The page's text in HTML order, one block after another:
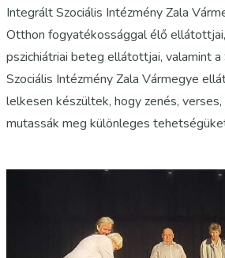
Integrált Szociális Intézmény Zala
Otthon fogyatékossággal élő
pszichiátriai beteg ellátottjai, valamint
Szociális Intézmény Zala Vármegye
lelkesen készültek, hogy zenés,
mutassák meg különleges